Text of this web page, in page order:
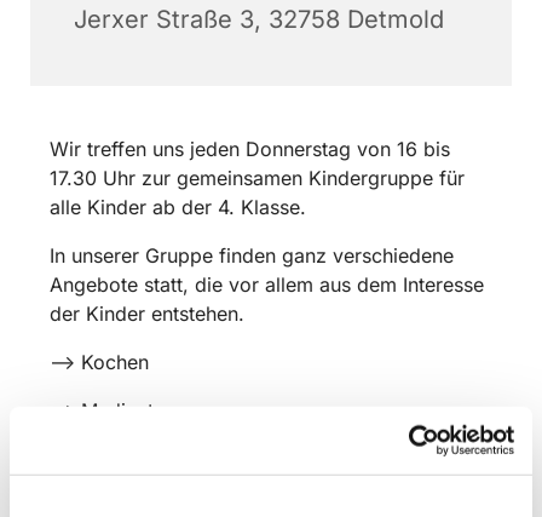
Jerxer Straße 3, 32758 Detmold
Wir treffen uns jeden Donnerstag von 16 bis
17.30 Uhr zur gemeinsamen Kindergruppe für
alle Kinder ab der 4. Klasse.
In unserer Gruppe finden ganz verschiedene
Angebote statt, die vor allem aus dem Interesse
der Kinder entstehen.
--> Kochen
--> Medientage